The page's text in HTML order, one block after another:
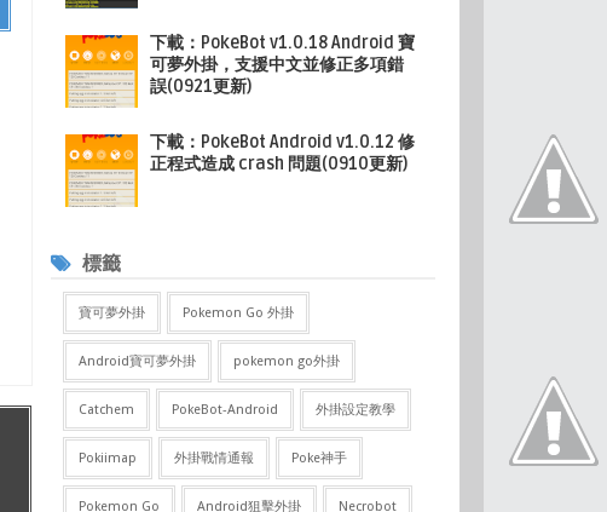
下載：PokeBot v1.0.18 Android 寶
可夢外掛，支援中文並修正多項錯
誤(0921更新)
下載：PokeBot Android v1.0.12 修
正程式造成 crash 問題(0910更新)
標籤
寶可夢外掛 Pokemon Go 外掛
Android寶可夢外掛 pokemon go外掛
Catchem PokeBot-Android 外掛設定教學
Pokiimap 外掛戰情通報 Poke神手
Pokemon Go Android狙擊外掛 Necrobot